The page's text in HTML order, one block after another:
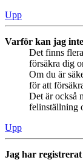
Upp
Varför kan jag
Det finns
försäkra dig
Om du är
för att
Det är också
felinställning
Upp
Jag har